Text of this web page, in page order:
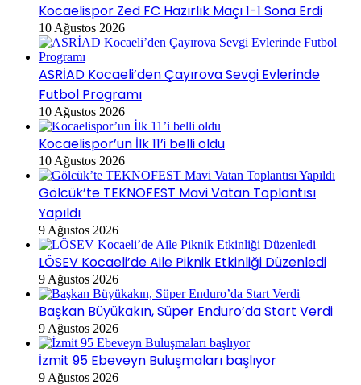
Kocaelispor Zed FC Hazırlık Maçı 1-1 Sona Erdi
10 Ağustos 2026
ASRİAD Kocaeli’den Çayırova Sevgi Evlerinde
Futbol Programı
10 Ağustos 2026
Kocaelispor’un İlk 11’i belli oldu
10 Ağustos 2026
Gölcük’te TEKNOFEST Mavi Vatan Toplantısı
Yapıldı
9 Ağustos 2026
LÖSEV Kocaeli’de Aile Piknik Etkinliği Düzenledi
9 Ağustos 2026
Başkan Büyükakın, Süper Enduro’da Start Verdi
9 Ağustos 2026
İzmit 95 Ebeveyn Buluşmaları başlıyor
9 Ağustos 2026